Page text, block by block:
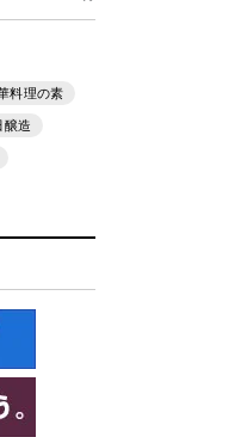
料理の素
醸造